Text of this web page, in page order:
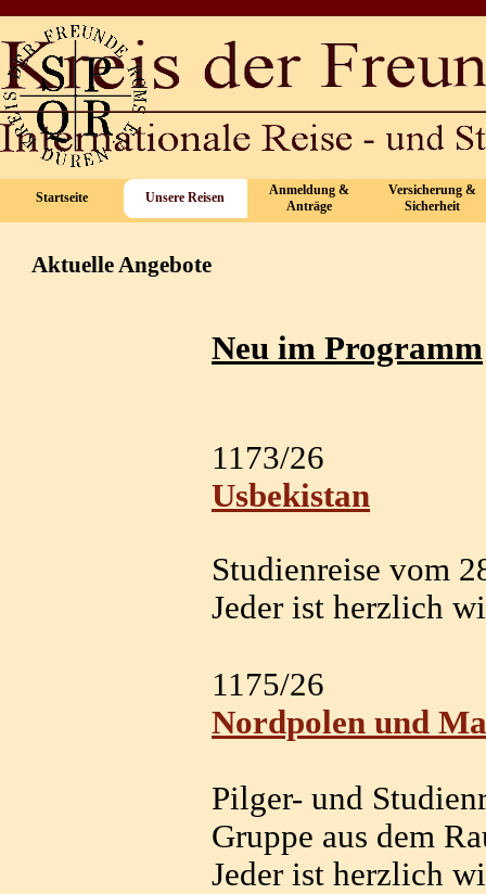
Startseite Unsere Reisen ▼
Anmeldung &
Anträge
▼
Versicherung &
Sicherheit
Aktuelle Angebote
Neu im Programm
1173/26
Usbekistan
Studienreise vom
Jeder ist herzlich
Nordpolen und
Pilger- und
Gruppe aus dem
Jeder ist herzlich